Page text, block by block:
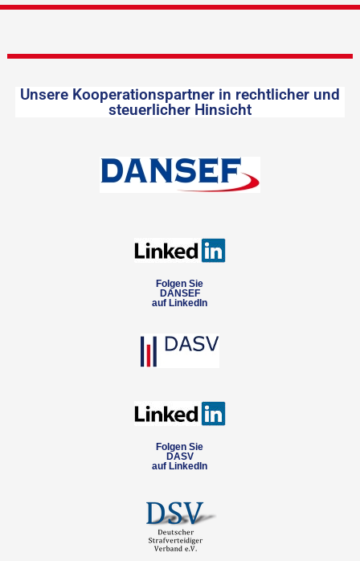
Unsere Kooperationspartner in rechtlicher und
steuerlicher Hinsicht
Folgen Sie
DANSEF
auf LinkedIn
Folgen Sie
DASV
auf LinkedIn